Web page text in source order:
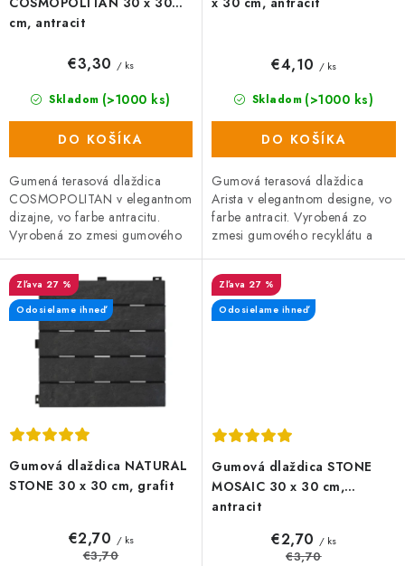
cm, antracit
Skladom (>1000 ks)
€3,30 / ks
DO KOŠÍKA
Gumená terasová dlaždica
COSMOPOLITAN v elegantnom
dizajne, vo farbe antracitu.
Vyrobená zo zmesi gumového
zaručuje vysokú odolnosť a
dlhú...
Skladom (>1000 ks)
€4,10 / ks
DO KOŠÍKA
Gumová terasová dlaždica
Arista v elegantnom designe, vo
farbe antracit. Vyrobená zo
zmesi gumového recyklátu a
vysokú odolnosť a dlhú...
Gumová dlaždica NATURAL
STONE 30 x 30 cm, grafit
27 %
Odosielame ihneď
€2,70 / ks
€3,70
Gumová dlaždica STONE
MOSAIC 30 x 30 cm,
antracit
27 %
Odosielame ihneď
€2,70 / ks
€3,70